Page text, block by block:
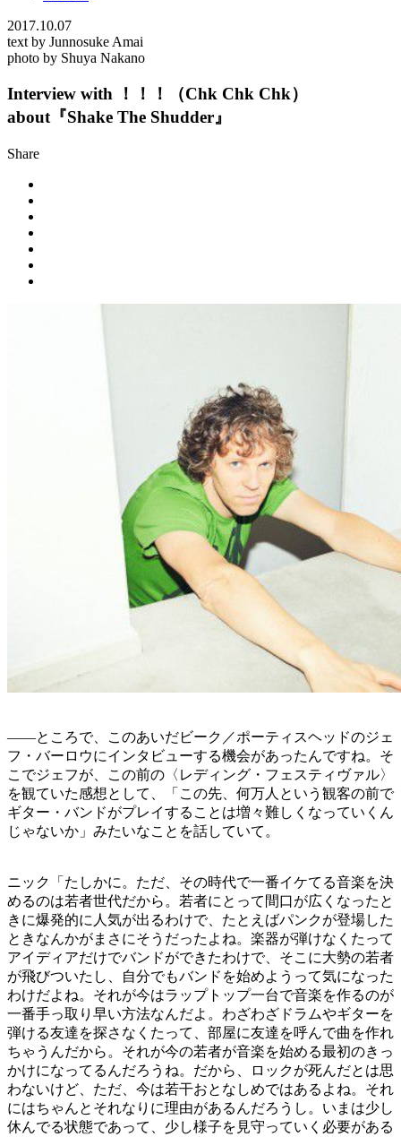
2017.10.07
text by Junnosuke Amai
photo by Shuya Nakano
Interview with ！！！（Chk Chk Chk）
about『Shake The Shudder』
Share
——ところで、このあいだビーク／ポーティスヘッドのジェ
フ・バーロウにインタビューする機会があったんですね。そ
こでジェフが、この前の〈レディング・フェスティヴァル〉
を観ていた感想として、「この先、何万人という観客の前で
ギター・バンドがプレイすることは増々難しくなっていくん
じゃないか」みたいなことを話していて。
ニック「たしかに。ただ、その時代で一番イケてる音楽を決
めるのは若者世代だから。若者にとって間口が広くなったと
きに爆発的に人気が出るわけで、たとえばパンクが登場した
ときなんかがまさにそうだったよね。楽器が弾けなくたって
アイディアだけでバンドができたわけで、そこに大勢の若者
が飛びついたし、自分でもバンドを始めようって気になった
わけだよね。それが今はラップトップ一台で音楽を作るのが
一番手っ取り早い方法なんだよ。わざわざドラムやギターを
弾ける友達を探さなくたって、部屋に友達を呼んで曲を作れ
ちゃうんだから。それが今の若者が音楽を始める最初のきっ
かけになってるんだろうね。だから、ロックが死んだとは思
わないけど、ただ、今は若干おとなしめではあるよね。それ
にはちゃんとそれなりに理由があるんだろうし。いまは少し
休んでる状態であって、少し様子を見守っていく必要がある